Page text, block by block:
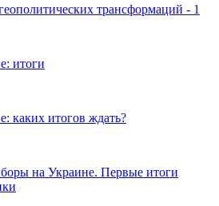
трансформаций - 1
итоги
каких итогов ждать?
на Украине. Первые итоги